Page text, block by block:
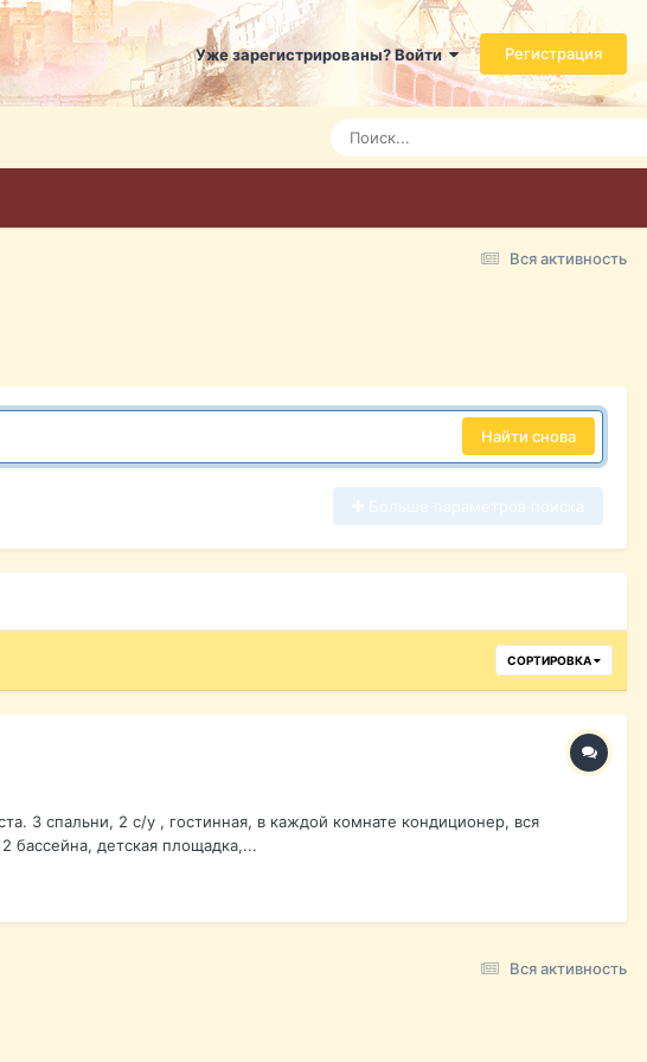
Уже зарегистрированы? Войти Регистрация
Вся активность
Найти снова
СОРТИРОВКА
3 спальни, 2 с/у , гостинная, в каждой комнате кондиционер, вся
бассейна, детская площадка,...
Вся активность